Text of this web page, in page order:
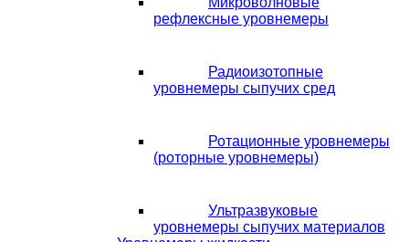
рефлексные уровнемеры
Радиоизотопные
уровнемеры сыпучих сред
Ротационные уровнемеры
(роторные уровнемеры)
Ультразвуковые
уровнемеры сыпучих материалов